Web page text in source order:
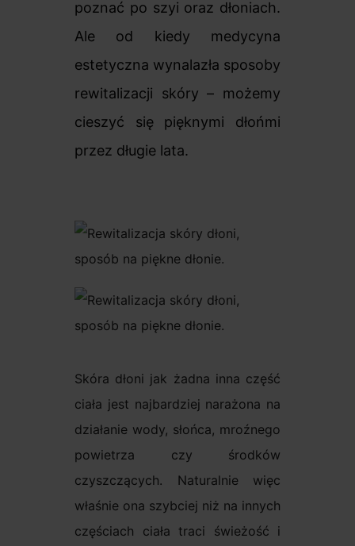
poznać po szyi oraz dłoniach.
Ale od kiedy medycyna
estetyczna wynalazła sposoby
rewitalizacji skóry – możemy
cieszyć się pięknymi dłońmi
przez długie lata.
Skóra dłoni jak żadna inna część
ciała jest najbardziej narażona na
działanie wody, słońca, mroźnego
powietrza czy środków
czyszczących. Naturalnie więc
właśnie ona szybciej niż na innych
częściach ciała traci świeżość i